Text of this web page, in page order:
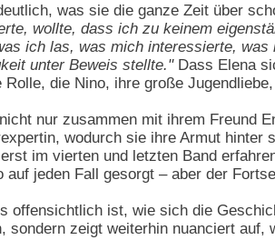
was sie die ganze Zeit über
wollte, dass ich zu keinem
ich las, was mich interessierte,
unter Beweis stellte."Dass Elena
die Nino, ihre große
nur zusammen mit ihrem Freund
wodurch sie ihre Armut
im vierten und letzten Band
jeden Fall gesorgt – aber der
offensichtlich ist, wie sich die
zeigt weiterhin nuanciert auf,